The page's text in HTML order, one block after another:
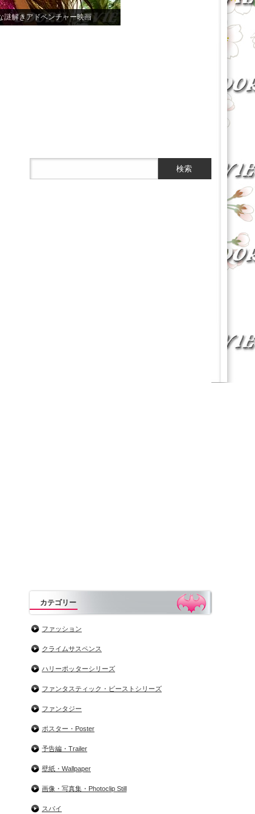
謎解きアドベンチャー映画
カテゴリー
ファッション
クライムサスペンス
ハリーポッターシリーズ
ファンタスティック・ビーストシリーズ
ファンタジー
ポスター・Poster
予告編・Trailer
壁紙・Wallpaper
画像・写真集・Photoclip Still
スパイ